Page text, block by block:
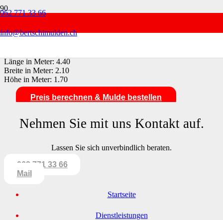
062 771 33 66
info@bertschimulden.ch
12 m³ Deckelmulde Jumbo
Länge in Meter: 4.40
Breite in Meter: 2.10
Höhe in Meter: 1.70
Preis berechnen & Mulde bestellen
Nehmen Sie mit uns Kontakt auf.
Lassen Sie sich unverbindlich beraten.
062 771 33 66
Mail
Startseite
Dienst­leistungen